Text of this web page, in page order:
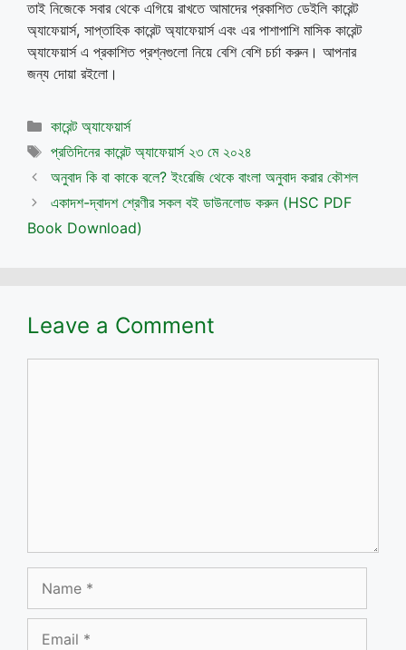
তাই নিজেকে সবার থেকে এগিয়ে রাখতে আমাদের প্রকাশিত ডেইলি কারেন্ট
অ্যাফেয়ার্স, সাপ্তাহিক কারেন্ট অ্যাফেয়ার্স এবং এর পাশাপাশি মাসিক কারেন্ট
অ্যাফেয়ার্স এ প্রকাশিত প্রশ্নগুলো নিয়ে বেশি বেশি চর্চা করুন। আপনার
জন্য দোয়া রইলো।
Categories
কারেন্ট অ্যাফেয়ার্স
Tags
প্রতিদিনের কারেন্ট অ্যাফেয়ার্স ২৩ মে ২০২৪
অনুবাদ কি বা কাকে বলে? ইংরেজি থেকে বাংলা অনুবাদ করার কৌশল
একাদশ-দ্বাদশ শ্রেণীর সকল বই ডাউনলোড করুন (HSC PDF
Book Download)
Leave a Comment